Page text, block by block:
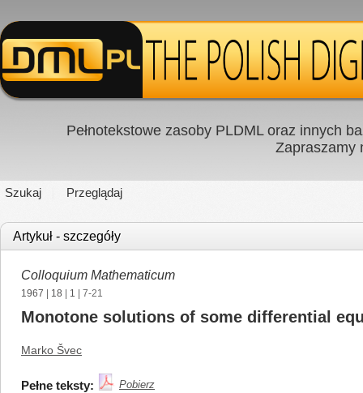
Pełnotekstowe zasoby PLDML oraz innych
Zapraszamy
Szukaj Przeglądaj
Artykuł - szczegóły
Colloquium Mathematicum
1967 18 1 | 7-21
Monotone solutions of some differential
Marko Švec
Pełne teksty: Pobierz